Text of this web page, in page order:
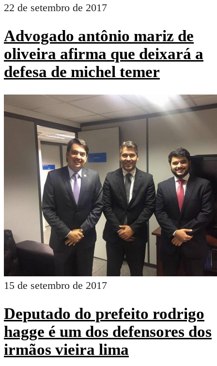
22 de setembro de 2017
Advogado antônio mariz de
oliveira afirma que deixará a
defesa de michel temer
15 de setembro de 2017
Deputado do prefeito rodrigo
hagge é um dos defensores dos
irmãos vieira lima